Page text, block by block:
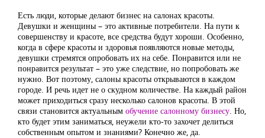
Есть люди, которые делают бизнес на салонах красоты.
Девушки и женщины – это активные потребители. На пути к
совершенству и красоте, все средства будут хороши. Особенно,
когда в сфере красоты и здоровья появляются новые методы,
девушки стремятся опробовать их на себе. Понравится или не
понравится результат – это уже следствие, но попробовать же
нужно. Вот поэтому, салоны красоты открываются в каждом
городе. И речь идет не о скудном количестве. На каждый район
может приходиться сразу несколько салонов красоты. В этой
связи становится актуальным обучение салонному бизнесу. Но,
кто будет этим заниматься, неужели кто-то захочет делиться
собственным опытом и знаниями? Конечно же, да.